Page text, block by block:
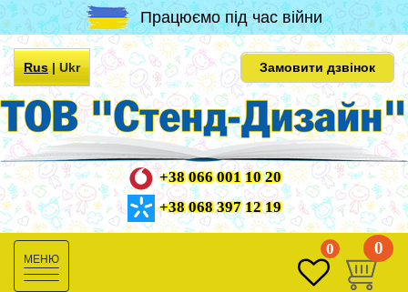
Працюємо під час війни
Rus|Ukr Замовити дзвінок
+38 066 001 10 20
+38 068 397 12 19
Toggle
0 0